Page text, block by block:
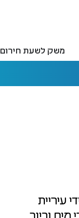
משק לשעת חירום
הוקם ב-3/2010 על ידי עיריית